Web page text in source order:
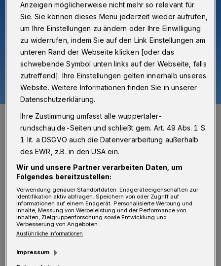
Der Toelleturm.
Foto: Peter Bergener
F ür die Evangelische Lutherkirche der
Kirchengemeinde Gemarke-Wupperfeld
sind für die umfangreiche Sanierung der
Fassade und die Instandsetzung von Dach,
Dachstuhl und Turm 300.000 Euro
vorgesehen, in der Evangelischen Hauptkirche
Anzeigen möglicherweise nicht mehr so relevant für
Sie. Sie können dieses Menü jederzeit wieder aufrufen,
um Ihre Einstellungen zu ändern oder Ihre Einwilligung
zu widerrufen, indem Sie auf den Link Einstellungen am
unteren Rand der Webseite klicken [oder das
schwebende Symbol unten links auf der Webseite, falls
zutreffend]. Ihre Einstellungen gelten innerhalb unseres
Website. Weitere Informationen finden Sie in unserer
Datenschutzerklärung.
Ihre Zustimmung umfasst alle wuppertaler-
rundschau.de-Seiten und schließt gem. Art. 49 Abs. 1 S.
1 lit. a DSGVO auch die Datenverarbeitung außerhalb
des EWR, z.B. in den USA ein.
Wir und unsere Partner verarbeiten Daten, um
Folgendes bereitzustellen:
Verwendung genauer Standortdaten. Endgeräteeigenschaften zur
Identifikation aktiv abfragen. Speichern von oder Zugriff auf
Informationen auf einem Endgerät. Personalisierte Werbung und
Inhalte, Messung von Werbeleistung und der Performance von
Inhalten, Zielgruppenforschung sowie Entwicklung und
Verbesserung von Angeboten.
Ausführliche Informationen
Impressum